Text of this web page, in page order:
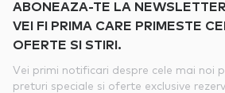
ABONEAZA-TE LA
VEI FI PRIMA CARE PRIMESTE
OFERTE SI STIRI.
Vei primi notificari despre cele mai noi
preturi speciale si oferte exclusive